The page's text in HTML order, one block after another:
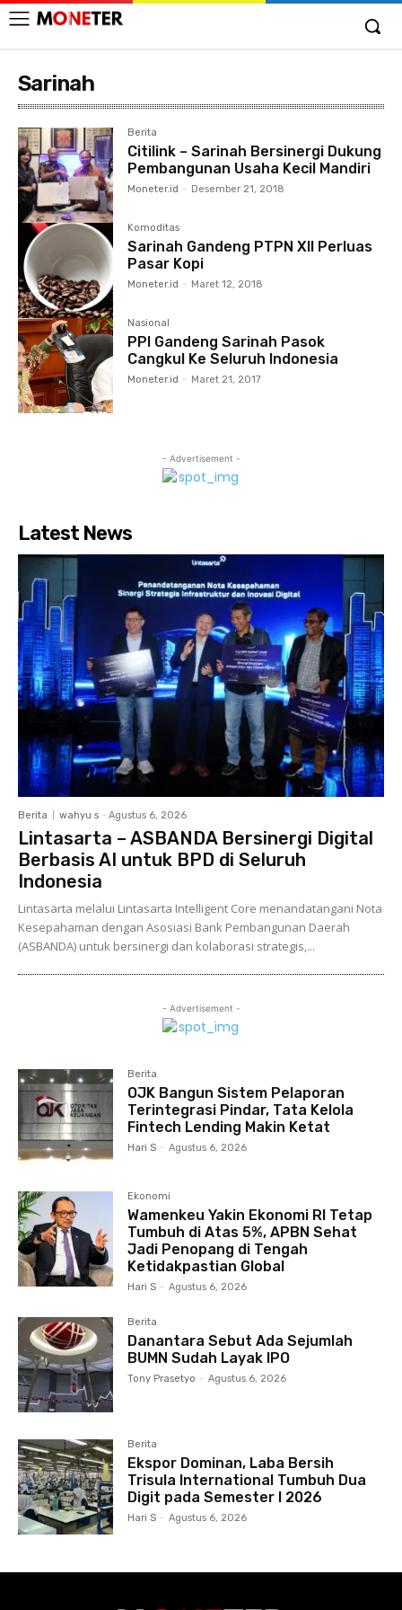
Sarinah
Berita
Citilink – Sarinah Bersinergi Dukung
Pembangunan Usaha Kecil Mandiri
Moneter.id - Desember 21, 2018
Komoditas
Sarinah Gandeng PTPN XII Perluas
Pasar Kopi
Moneter.id - Maret 12, 2018
Nasional
PPI Gandeng Sarinah Pasok
Cangkul Ke Seluruh Indonesia
Moneter.id - Maret 21, 2017
- Advertisement -
Latest News
Berita wahyu s - Agustus 6, 2026
Lintasarta – ASBANDA Bersinergi Digital
Berbasis AI untuk BPD di Seluruh
Indonesia
Lintasarta melalui Lintasarta Intelligent Core menandatangani Nota
Kesepahaman dengan Asosiasi Bank Pembangunan Daerah
(ASBANDA) untuk bersinergi dan kolaborasi strategis,...
- Advertisement -
Berita
OJK Bangun Sistem Pelaporan
Terintegrasi Pindar, Tata Kelola
Fintech Lending Makin Ketat
Hari S - Agustus 6, 2026
Ekonomi
Wamenkeu Yakin Ekonomi RI Tetap
Tumbuh di Atas 5%, APBN Sehat
Jadi Penopang di Tengah
Ketidakpastian Global
Hari S - Agustus 6, 2026
Berita
Danantara Sebut Ada Sejumlah
BUMN Sudah Layak IPO
Tony Prasetyo - Agustus 6, 2026
Berita
Ekspor Dominan, Laba Bersih
Trisula International Tumbuh Dua
Digit pada Semester I 2026
Hari S - Agustus 6, 2026